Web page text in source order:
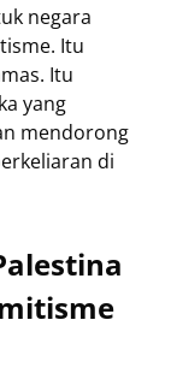
negara
Itu
Itu
yang
mendorong
di